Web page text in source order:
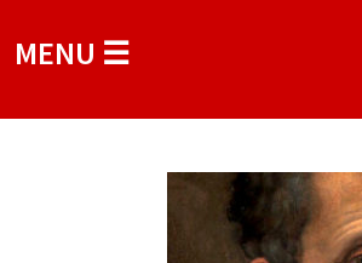
MENU ☰